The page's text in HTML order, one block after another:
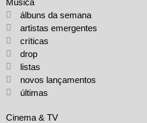
álbuns da semana
artistas emergentes
críticas
drop
listas
novos lançamentos
últimas
Cinema & TV